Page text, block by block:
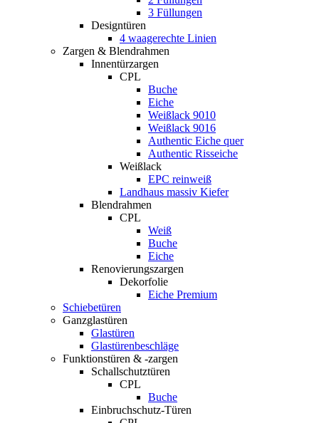
3 Füllungen
Designtüren
4 waagerechte Linien
Zargen & Blendrahmen
Innentürzargen
CPL
Buche
Eiche
Weißlack 9010
Weißlack 9016
Authentic Eiche quer
Authentic Risseiche
Weißlack
EPC reinweiß
Landhaus massiv Kiefer
Blendrahmen
CPL
Weiß
Buche
Eiche
Renovierungszargen
Dekorfolie
Eiche Premium
Schiebetüren
Ganzglastüren
Glastüren
Glastürenbeschläge
Funktionstüren & -zargen
Schallschutztüren
CPL
Buche
Einbruchschutz-Türen